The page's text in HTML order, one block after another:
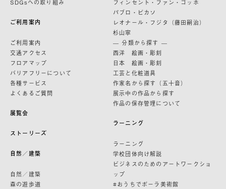
SDGsへの取り組み
ご利用案内
ご利用案内
交通アクセス
フロアマップ
バリアフリーについて
各種サービス
よくあるご質問
展覧会
ストーリーズ
自然／建築
自然／建築
森の遊歩道
フィンセント・ファン・ゴッホ
パブロ・ピカソ
レオナール・フジタ（藤田嗣治）
杉山寧
— 分類から探す —
西洋 絵画・彫刻
日本 絵画・彫刻
工芸と化粧道具
作家名から探す（五十音）
展示中の作品から探す
作品の保存管理について
ラーニング
ラーニング
学校団体向け解説
ビジネスのためのアートワークショ
ップ
#おうちでポーラ美術館